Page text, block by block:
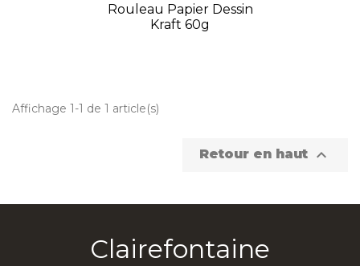
Rouleau Papier Dessin
Kraft 60g
Affichage 1-1 de 1 article(s)
Retour en haut 
Clairefontaine